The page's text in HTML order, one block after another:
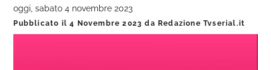
oggi, sabato 4 novembre 2023
Pubblicato il4 Novembre 2023 da Redazione Tvserial.it